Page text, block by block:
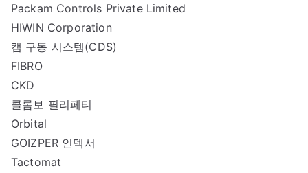
Packam Controls Private Limited
HIWIN Corporation
캠 구동 시스템(CDS)
FIBRO
CKD
콜롬보 필리페티
Orbital
GOIZPER 인덱서
Tactomat